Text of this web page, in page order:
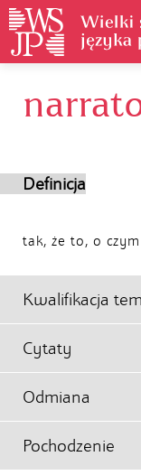
Definicja
tak, że to, o
Kwalifikacja
Cytaty
Odmiana
Pochodzenie